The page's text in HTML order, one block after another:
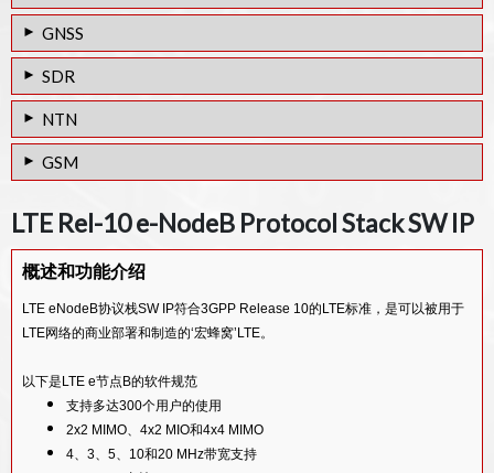
NB-IoT Cat-M UE Low power RF Transceiver IP
网络物联网Rel-17 UE协议堆栈SW IP
NB-IoT Rel-17 UE PHY. IP
NB-IoT Rel-17 e-NodeB PHY. IP
GNSS
GNSS Multi-Constellation High Performance Digital IP
GNSS Multi-Constellation Ultra Low Power Digital IP
GNSS超低功率射频接收机IP
GNSS软件接收器IP
SDR
SDR Gen4 RF IP (200MHz~7.3GHz) for 5G
SDR Gen3 RF IP (100MHz~2.6GHz) for 4G / IoT
SDR Gen2 RF IP (100MHz~3.8GHz)
SDR Gen1 RF IP (300MHz~2.8GHz)
SDR PHY：适用于军事和工业应用
SDR PHY for 4G/5G and large MIMO system
NTN
多低轨卫星链路仿真器
NTN ENODEB 系统测试台
GSM
LTE Rel-10 e-NodeB Protocol Stack SW IP
概述和功能介绍
LTE eNodeB协议栈SW IP符合3GPP Release 10的LTE标准，是可以被用于
LTE网络的商业部署和制造的‘宏蜂窝’LTE。
以下是LTE e节点B的软件规范
支持多达300个用户的使用
2x2 MIMO、4x2 MIO和4x4 MIMO
4、3、5、10和20 MHz带宽支持